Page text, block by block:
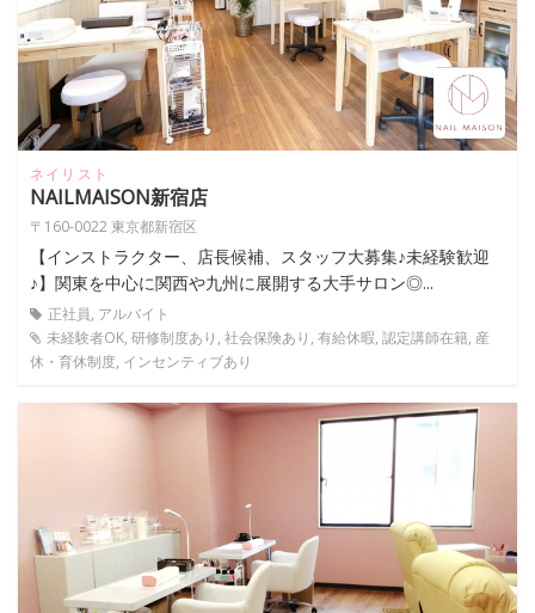
ネイリスト
NAILMAISON新宿店
〒160-0022 東京都新宿区
【インストラクター、店長候補、スタッフ大募集♪未経験歓迎
♪】関東を中心に関西や九州に展開する大手サロン◎...
正社員, アルバイト
未経験者OK, 研修制度あり, 社会保険あり, 有給休暇, 認定講師在籍, 産
休・育休制度, インセンティブあり